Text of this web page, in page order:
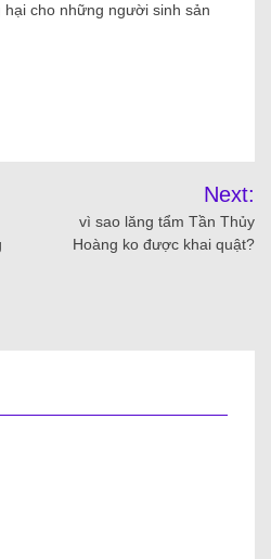
hại cho những người sinh sản
Next:
vì sao lăng tẩm Tần Thủy
Hoàng ko được khai quật?